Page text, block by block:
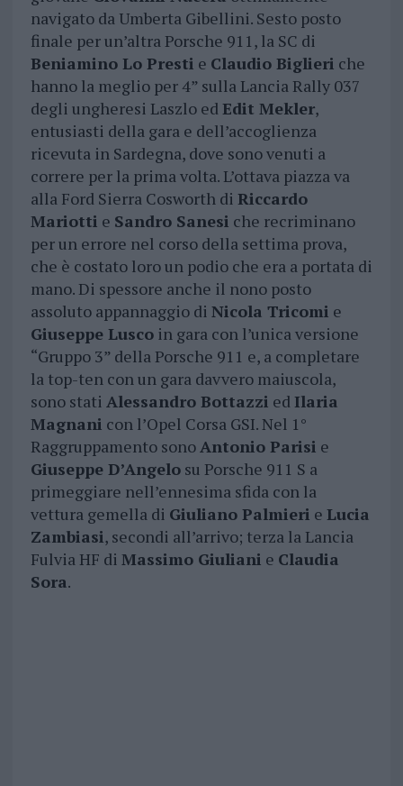
navigato da Umberta Gibellini. Sesto posto
finale per un’altra Porsche 911, la SC di
Beniamino Lo Presti e Claudio Biglieri che
hanno la meglio per 4” sulla Lancia Rally 037
degli ungheresi Laszlo edEdit Mekler,
entusiasti della gara e dell’accoglienza
ricevuta in Sardegna, dove sono venuti a
correre per la prima volta. L’ottava piazza va
alla Ford Sierra Cosworth di Riccardo
Mariotti e Sandro Sanesi che recriminano
per un errore nel corso della settima prova,
che è costato loro un podio che era a portata di
mano. Di spessore anche il nono posto
assoluto appannaggio di Nicola Tricomi e
Giuseppe Luscoin gara con l’unica versione
“Gruppo 3” della Porsche 911 e, a completare
la top-ten con un gara davvero maiuscola,
sono stati Alessandro Bottazzi ed Ilaria
Magnani con l’Opel Corsa GSI. Nel 1°
Raggruppamento sonoAntonio Parisi e
Giuseppe D’Angelosu Porsche 911 S a
primeggiare nell’ennesima sfida con la
vettura gemella di Giuliano Palmieri e Lucia
Zambiasi, secondi all’arrivo; terza la Lancia
Fulvia HF di Massimo Giuliani e Claudia
Sora.